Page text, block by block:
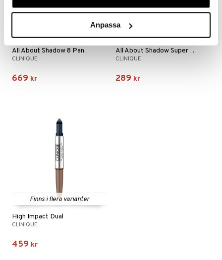
Anpassa
All About Shadow 8 Pan
CLINIQUE
669 kr
All About Shadow Super Shimmer
CLINIQUE
289 kr
Finns i flera varianter
High Impact Dual
CLINIQUE
459 kr